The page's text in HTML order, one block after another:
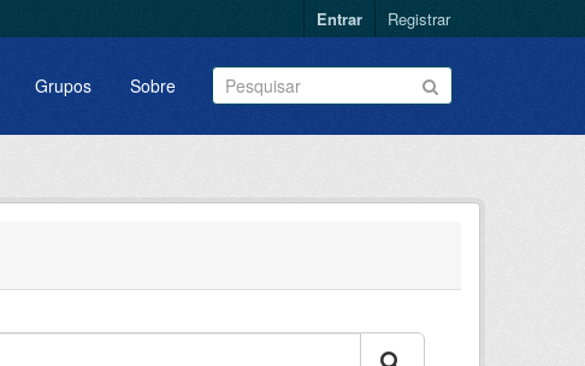
Entrar Registrar
Grupos Sobre